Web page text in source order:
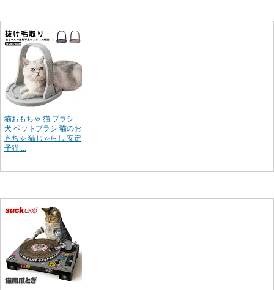
猫おもちゃ 猫 ブラシ
犬 ペットブラシ 猫のお
もちゃ 猫じゃらし 安定
子猫 ...